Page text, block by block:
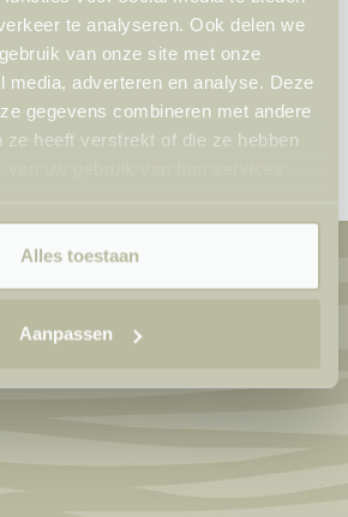
te analyseren. Ook delen we
van onze site met onze
media, adverteren en analyse. Deze
gegevens combineren met andere
ze heeft verstrekt of die ze hebben
Alles toestaan
Aanpassen
terras of binnen in ons
verzekerd zijn van een tafeltje?